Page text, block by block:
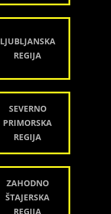
LJUBLJANSKA
REGIJA
SEVERNO
PRIMORSKA
REGIJA
ZAHODNO
ŠTAJERSKA
REGIJA